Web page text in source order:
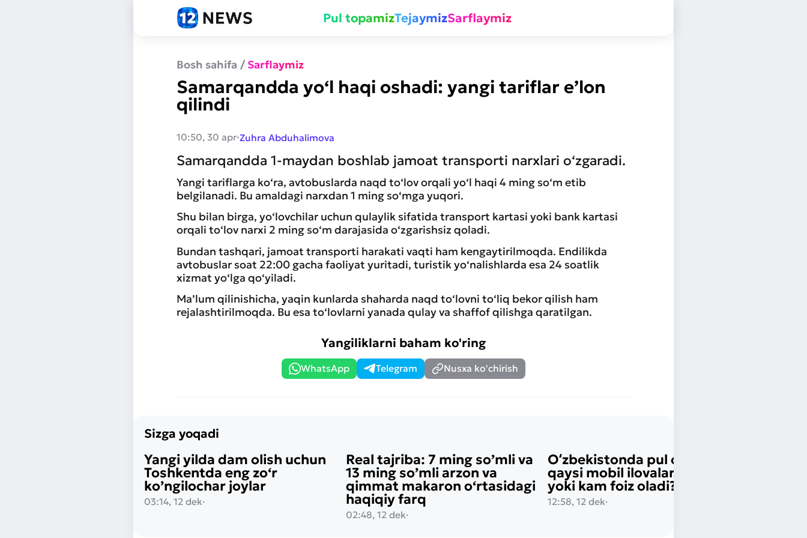
Pul topamizTejaymizSarflaymiz
Bosh sahifa / Sarflaymiz
Samarqandda yo‘l haqi oshadi: yangi tariflar e’lon
qilindi
10:50, 30 apr·Zuhra Abduhalimova
Samarqandda 1-maydan boshlab jamoat transporti narxlari o‘zgaradi.
Yangi tariflarga ko‘ra, avtobuslarda naqd to‘lov orqali yo‘l haqi 4 ming so‘m etib
belgilanadi. Bu amaldagi narxdan 1 ming so‘mga yuqori.
Shu bilan birga, yo‘lovchilar uchun qulaylik sifatida transport kartasi yoki bank kartasi
orqali to‘lov narxi 2 ming so‘m darajasida o‘zgarishsiz qoladi.
Bundan tashqari, jamoat transporti harakati vaqti ham kengaytirilmoqda. Endilikda
avtobuslar soat 22:00 gacha faoliyat yuritadi, turistik yo‘nalishlarda esa 24 soatlik
xizmat yo‘lga qo‘yiladi.
Ma’lum qilinishicha, yaqin kunlarda shaharda naqd to‘lovni to‘liq bekor qilish ham
rejalashtirilmoqda. Bu esa to‘lovlarni yanada qulay va shaffof qilishga qaratilgan.
Yangiliklarni baham ko'ring
WhatsApp Telegram Nusxa ko'chirish
Sizga yoqadi
Yangi yilda dam olish uchun
Toshkentda eng zo‘r
ko’ngilochar joylar
03:14, 12 dek·
Real tajriba: 7 ming so’mli va
13 ming so’mli arzon va
qimmat makaron o‘rtasidagi
haqiqiy farq
02:48, 12 dek·
Oʻzbekistonda pul oʻtkazish:
qaysi mobil ilovalar bepul
yoki kam foiz oladi?
12:58, 12 dek·